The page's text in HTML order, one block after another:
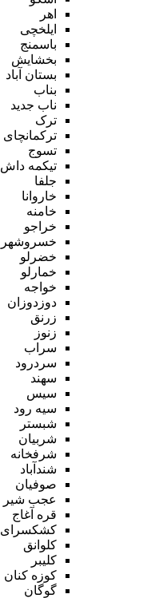
اهر
ایلخچی
باسمنج
بخشایش
بستان آباد
بناب
ناب جدید
ترک
ترکمانچای
تسوج
تیکمه داش
جلفا
خاروانا
خامنه
خراجو
خسروشهر
خضرلو
خمارلو
خواجه
دوزدوزان
زرنق
زنوز
سراب
سردرود
سهند
سیس
سیه رود
شبستر
شربیان
شرفخانه
شندآباد
صوفیان
عجب شیر
قره آغاج
کشکسرای
کلوانق
کلیبر
کوزه کنان
گوگان